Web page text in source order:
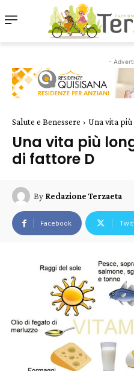
-
Salute e Benessere Una vita
Una vita più
di fattore D
By Redazione Terzaeta
Facebook